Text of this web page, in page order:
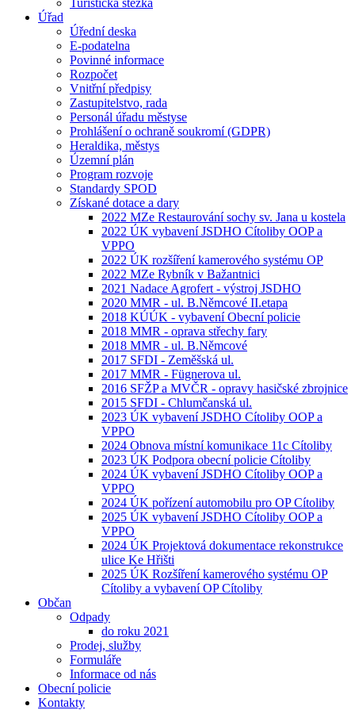
Turistická stezka
Úřad
Úřední deska
E-podatelna
Povinné informace
Rozpočet
Vnitřní předpisy
Zastupitelstvo, rada
Personál úřadu městyse
Prohlášení o ochraně soukromí (GDPR)
Heraldika, městys
Územní plán
Program rozvoje
Standardy SPOD
Získané dotace a dary
2022 MZe Restaurování sochy sv. Jana u kostela
2022 ÚK vybavení JSDHO Cítoliby OOP a
VPPO
2022 ÚK rozšíření kamerového systému OP
2022 MZe Rybník v Bažantnici
2021 Nadace Agrofert - výstroj JSDHO
2020 MMR - ul. B.Němcové II.etapa
2018 KÚÚK - vybavení Obecní policie
2018 MMR - oprava střechy fary
2018 MMR - ul. B.Němcové
2017 SFDI - Zeměšská ul.
2017 MMR - Fügnerova ul.
2016 SFŽP a MVČR - opravy hasičské zbrojnice
2015 SFDI - Chlumčanská ul.
2023 ÚK vybavení JSDHO Cítoliby OOP a
VPPO
2024 Obnova místní komunikace 11c Cítoliby
2023 ÚK Podpora obecní policie Cítoliby
2024 ÚK vybavení JSDHO Cítoliby OOP a
VPPO
2024 ÚK pořízení automobilu pro OP Cítoliby
2025 ÚK vybavení JSDHO Cítoliby OOP a
VPPO
2024 ÚK Projektová dokumentace rekonstrukce
ulice Ke Hřišti
2025 ÚK Rozšíření kamerového systému OP
Cítoliby a vybavení OP Cítoliby
Občan
Odpady
do roku 2021
Prodej, služby
Formuláře
Informace od nás
Obecní policie
Kontakty